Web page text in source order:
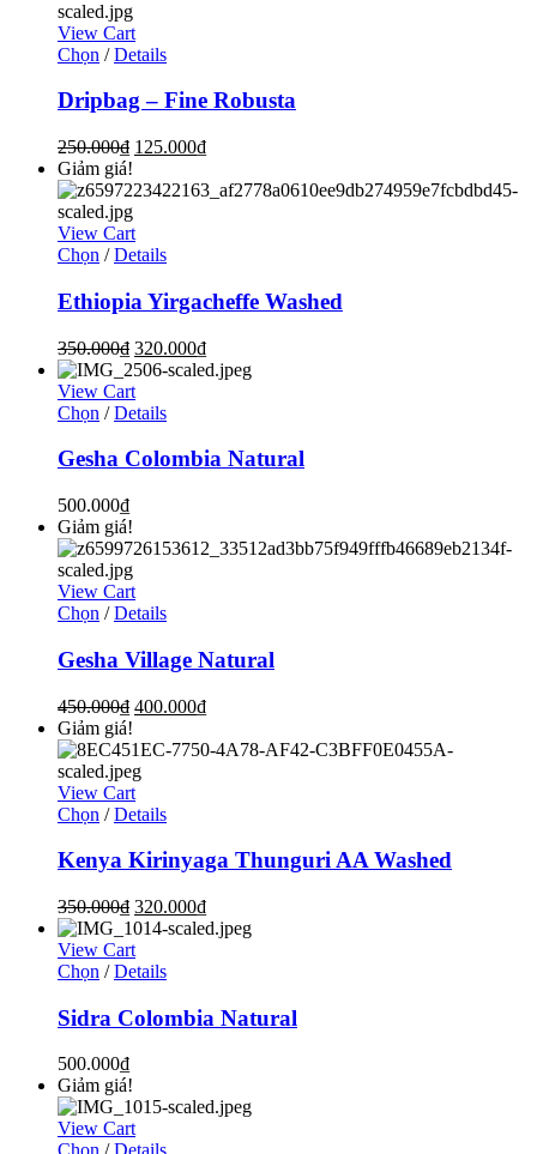
View Cart
Chọn / Details
Dripbag – Fine Robusta
250.000₫ 125.000₫
Giảm giá!
View Cart
Chọn / Details
Ethiopia Yirgacheffe Washed
350.000₫ 320.000₫
View Cart
Chọn / Details
Gesha Colombia Natural
500.000₫
Giảm giá!
View Cart
Chọn / Details
Gesha Village Natural
450.000₫ 400.000₫
Giảm giá!
View Cart
Chọn / Details
Kenya Kirinyaga Thunguri AA Washed
350.000₫ 320.000₫
View Cart
Chọn / Details
Sidra Colombia Natural
500.000₫
Giảm giá!
View Cart